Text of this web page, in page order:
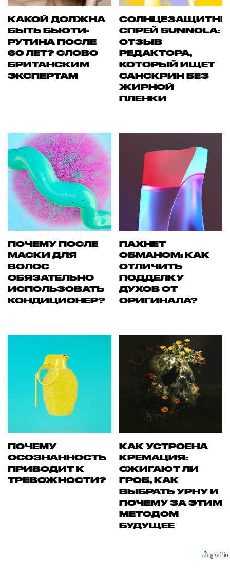
КАКОЙ ДОЛЖНА
БЫТЬ БЬЮТИ-
РУТИНА ПОСЛЕ
60 ЛЕТ? СЛОВО
БРИТАНСКИМ
ЭКСПЕРТАМ
СПРЕЙ SUNNOLA:
ОТЗЫВ
РЕДАКТОРА,
КОТОРЫЙ ИЩЕТ
САНСКРИН БЕЗ
ЖИРНОЙ
ПЛЕНКИ
ПОЧЕМУ ПОСЛЕ
МАСКИ ДЛЯ
ВОЛОС
ОБЯЗАТЕЛЬНО
ИСПОЛЬЗОВАТЬ
КОНДИЦИОНЕР?
ПАХНЕТ
ОБМАНОМ: КАК
ОТЛИЧИТЬ
ПОДДЕЛКУ
ДУХОВ ОТ
ОРИГИНАЛА?
ПОЧЕМУ
ОСОЗНАННОСТЬ
ПРИВОДИТ К
ТРЕВОЖНОСТИ?
КАК УСТРОЕНА
КРЕМАЦИЯ:
СЖИГАЮТ ЛИ
ГРОБ, КАК
ВЫБРАТЬ УРНУ И
ПОЧЕМУ ЗА ЭТИМ
МЕТОДОМ
БУДУЩЕЕ